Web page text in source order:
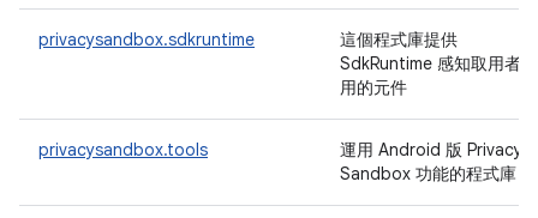
privacysandbox.sdkruntime
這個程式庫提供
SdkRuntime 感知取用者適
用的元件
privacysandbox.tools
運用 Android 版 Privacy
Sandbox 功能的程式庫